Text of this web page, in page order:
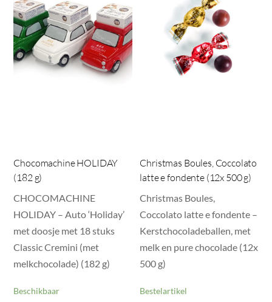
Chocomachine HOLIDAY
(182 g)
CHOCOMACHINE
HOLIDAY – Auto ‘Holiday’
met doosje met 18 stuks
Classic Cremini (met
melkchocolade) (182 g)
Beschikbaar
Christmas Boules, Coccolato
latte e fondente (12x 500 g)
Christmas Boules,
Coccolato latte e fondente –
Kerstchocoladeballen, met
melk en pure chocolade (12x
500 g)
Bestelartikel